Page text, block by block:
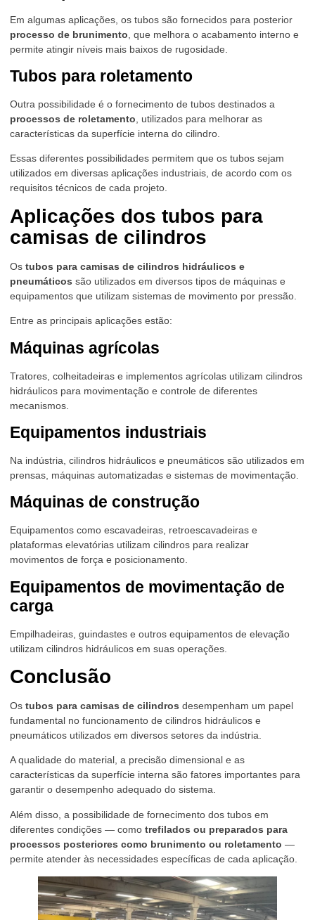
Em algumas aplicações, os tubos são fornecidos para posterior
processo de brunimento , que melhora o acabamento interno e
permite atingir níveis mais baixos de rugosidade.
Tubos para roletamento
Outra possibilidade é o fornecimento de tubos destinados a
processos de roletamento , utilizados para melhorar as
características da superfície interna do cilindro.
Essas diferentes possibilidades permitem que os tubos sejam
utilizados em diversas aplicações industriais, de acordo com os
requisitos técnicos de cada projeto.
Aplicações dos tubos para
camisas de cilindros
Os tubos para camisas de cilindros hidráulicos e
pneumáticos são utilizados em diversos tipos de máquinas e
equipamentos que utilizam sistemas de movimento por pressão.
Entre as principais aplicações estão:
Máquinas agrícolas
Tratores, colheitadeiras e implementos agrícolas utilizam cilindros
hidráulicos para movimentação e controle de diferentes
mecanismos.
Equipamentos industriais
Na indústria, cilindros hidráulicos e pneumáticos são utilizados em
prensas, máquinas automatizadas e sistemas de movimentação.
Máquinas de construção
Equipamentos como escavadeiras, retroescavadeiras e
plataformas elevatórias utilizam cilindros para realizar
movimentos de força e posicionamento.
Equipamentos de movimentação de
carga
Empilhadeiras, guindastes e outros equipamentos de elevação
utilizam cilindros hidráulicos em suas operações.
Conclusão
Os tubos para camisas de cilindros desempenham um papel
fundamental no funcionamento de cilindros hidráulicos e
pneumáticos utilizados em diversos setores da indústria.
A qualidade do material, a precisão dimensional e as
características da superfície interna são fatores importantes para
garantir o desempenho adequado do sistema.
Além disso, a possibilidade de fornecimento dos tubos em
diferentes condições — como trefilados ou preparados para
processos posteriores como brunimento ou roletamento —
permite atender às necessidades específicas de cada aplicação.